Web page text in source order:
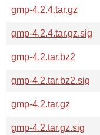
gmp-4.2.4.tar.gz
gmp-4.2.4.tar.gz.sig
gmp-4.2.tar.bz2
gmp-4.2.tar.bz2.sig
gmp-4.2.tar.gz
gmp-4.2.tar.gz.sig